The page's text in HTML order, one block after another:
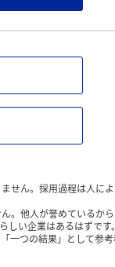
せん。採用過程は人に
。他人が誉めているか
い企業はあるはずです。
つの結果」として参考